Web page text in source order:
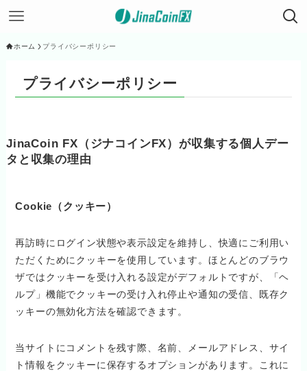
ホーム プライバシーポリシー
プライバシーポリシー
JinaCoin FX（ジナコインFX）が収集する個人デー
タと収集の理由
Cookie（クッキー）
再訪時にログイン状態や表示設定を維持し、快適にご利用い
ただくためにクッキーを使用しています。ほとんどのブラウ
ザではクッキーを受け入れる設定がデフォルトですが、「ヘ
ルプ」機能でクッキーの受け入れ停止や通知の受信、既存ク
ッキーの無効化方法を確認できます。
当サイトにコメントを残す際、名前、メールアドレス、サイ
ト情報をクッキーに保存するオプションがあります。これに